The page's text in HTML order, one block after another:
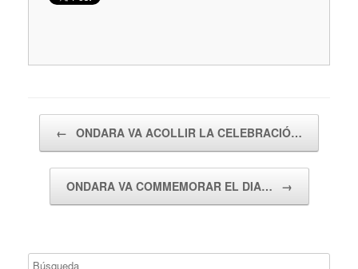
← ONDARA VA ACOLLIR LA CELEBRACIÓ…
ONDARA VA COMMEMORAR EL DIA… →